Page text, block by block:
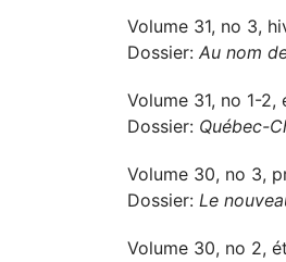
Volume 31, no 3,
Dossier: Au nom
Volume 31, no 1-
Dossier: Québec-
Volume 30, no 3,
Dossier: Le
Volume 30, no 2,